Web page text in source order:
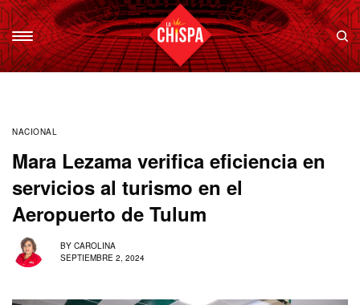
NACIONAL
Mara Lezama verifica eficiencia en
servicios al turismo en el
Aeropuerto de Tulum
BY CAROLINA
SEPTIEMBRE 2, 2024